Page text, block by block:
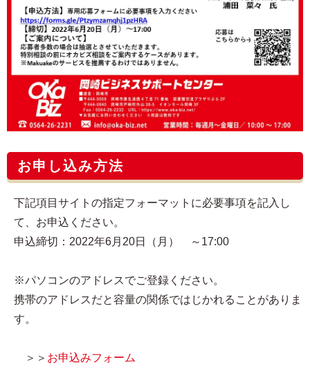
お申し込み方法
下記項目サイトの指定フォーマットに必要事項を記入し
て、お申込ください。
申込締切：2022年6月20日（月） ～17:00
※パソコンのアドレスでご登録ください。
携帯のアドレスだと容量の関係ではじかれることがありま
す。
＞＞ お申込みフォーム